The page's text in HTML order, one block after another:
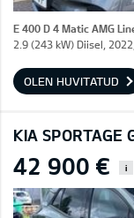
E 400 D 4 Matic AMG
2.9 (243 kW) Diisel,
OLEN HUVITATUD
KIA SPORTAGE
42 900 € i